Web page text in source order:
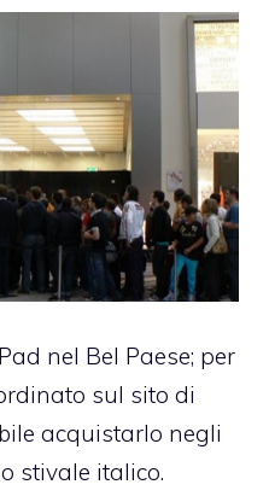
nel Bel Paese; per
sul sito di
acquistarlo negli
stivale italico.